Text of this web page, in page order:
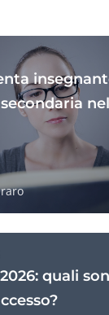
nel
quali